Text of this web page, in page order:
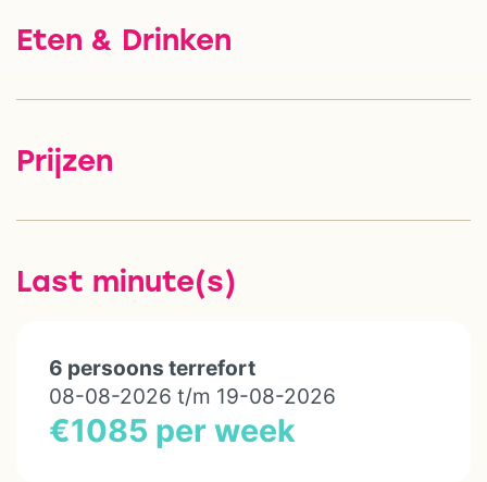
Eten & Drinken
Prijzen
Last minute(s)
6 persoons terrefort
08-08-2026 t/m 19-08-2026
€1085 per week